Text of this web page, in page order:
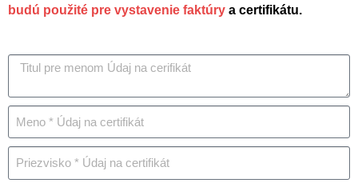
budú použité pre vystavenie faktúry a certifikátu.